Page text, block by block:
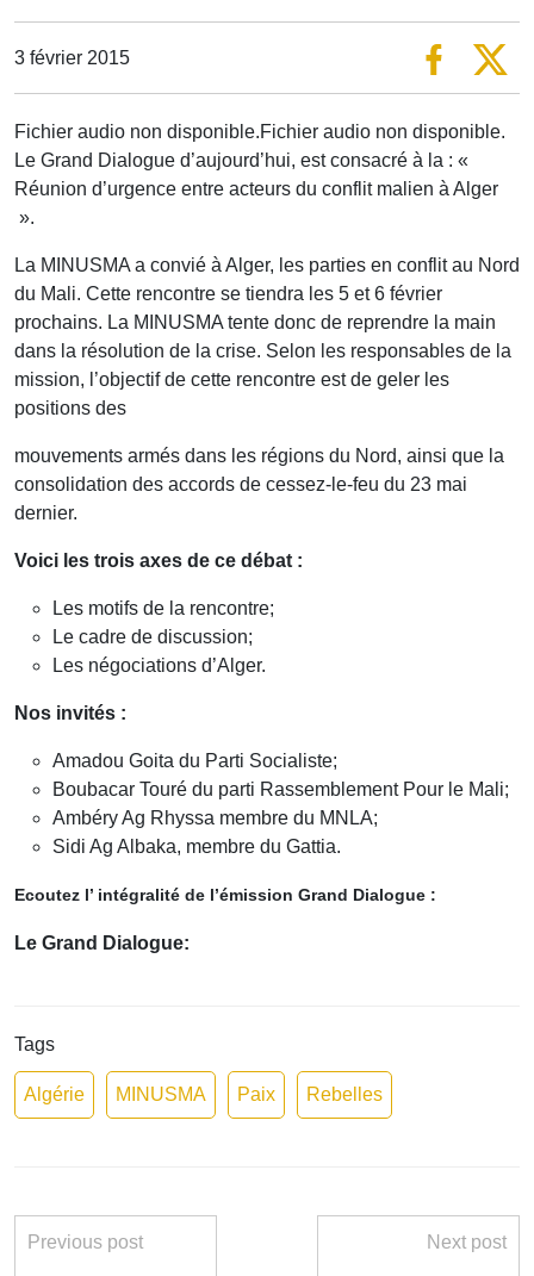
3 février 2015
Fichier audio non disponible.Fichier audio non disponible.
Le Grand Dialogue d’aujourd’hui, est consacré à la : «
Réunion d’urgence entre acteurs du conflit malien à Alger
».
La MINUSMA a convié à Alger, les parties en conflit au Nord
du Mali. Cette rencontre se tiendra les 5 et 6 février
prochains. La MINUSMA tente donc de reprendre la main
dans la résolution de la crise. Selon les responsables de la
mission, l’objectif de cette rencontre est de geler les
positions des
mouvements armés dans les régions du Nord, ainsi que la
consolidation des accords de cessez-le-feu du 23 mai
dernier.
Voici les trois axes de ce débat :
Les motifs de la rencontre;
Le cadre de discussion;
Les négociations d’Alger.
Nos invités :
Amadou Goita du Parti Socialiste;
Boubacar Touré du parti Rassemblement Pour le Mali;
Ambéry Ag Rhyssa membre du MNLA;
Sidi Ag Albaka, membre du Gattia.
Ecoutez l’ intégralité de l’émission Grand Dialogue :
Le Grand Dialogue:
Tags
Algérie MINUSMA Paix Rebelles
Previous post Next post